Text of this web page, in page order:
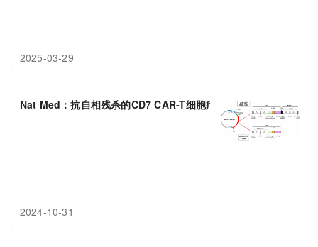
2025-03-29
Nat Med：抗自相残杀的CD7 CAR-T细胞疗法有望治疗复发或难
2024-10-31